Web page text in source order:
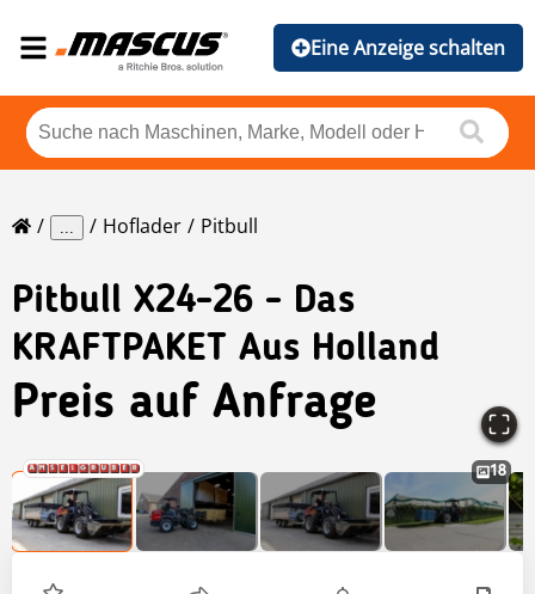
Eine Anzeige schalten
... Hoflader Pitbull
Pitbull X24-26 - Das
KRAFTPAKET Aus Holland
Preis auf Anfrage
18